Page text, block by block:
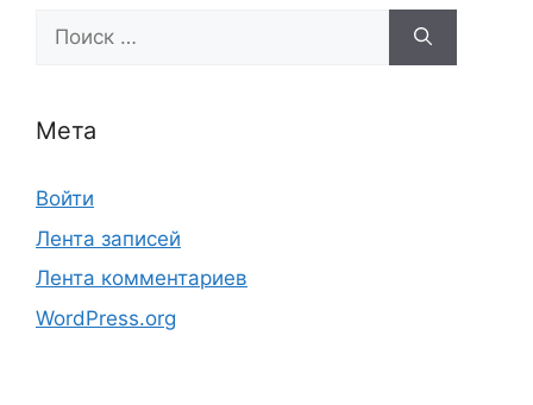
Поиск:
Мета
Войти
Лента записей
Лента комментариев
WordPress.org